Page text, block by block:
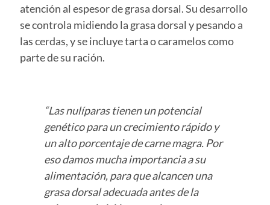
atención al espesor de grasa dorsal. Su desarrollo
se controla midiendo la grasa dorsal y pesando a
las cerdas, y se incluye tarta o caramelos como
parte de su ración.
“Las nulíparas tienen un potencial
genético para un crecimiento rápido y
un alto porcentaje de carne magra. Por
eso damos mucha importancia a su
alimentación, para que alcancen una
grasa dorsal adecuada antes de la